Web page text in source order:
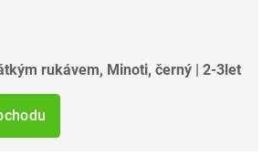
rukávem, Minoti, černý | 2-3let